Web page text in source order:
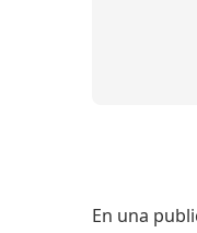
En una